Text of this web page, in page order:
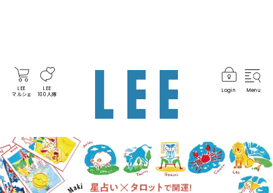
LEE
マルシェ
LEE
100人隊
Login Menu